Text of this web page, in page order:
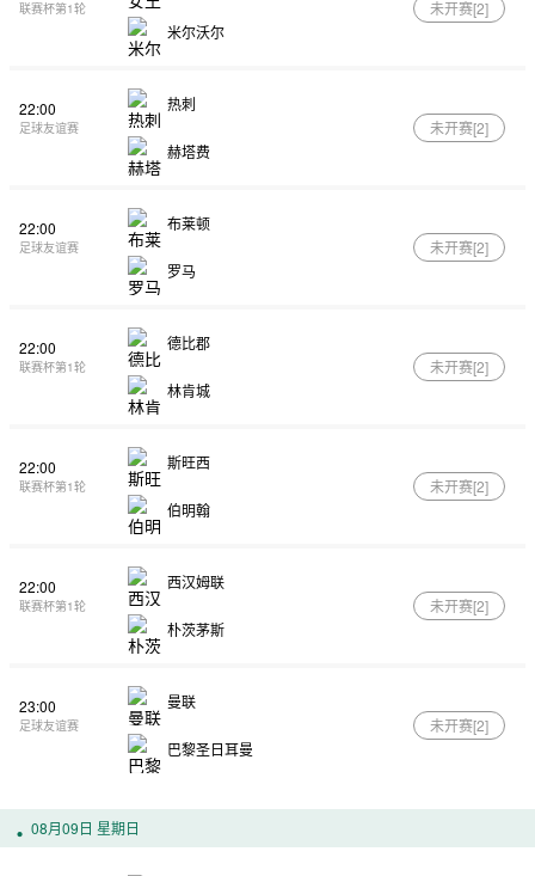
联赛杯第1轮
米尔沃尔
未开赛[2]
22:00
足球友谊赛
热刺
赫塔费
未开赛[2]
22:00
足球友谊赛
布莱顿
罗马
未开赛[2]
22:00
联赛杯第1轮
德比郡
林肯城
未开赛[2]
22:00
联赛杯第1轮
斯旺西
伯明翰
未开赛[2]
22:00
联赛杯第1轮
西汉姆联
朴茨茅斯
未开赛[2]
23:00
足球友谊赛
曼联
巴黎圣日耳曼
未开赛[2]
08月09日 星期日